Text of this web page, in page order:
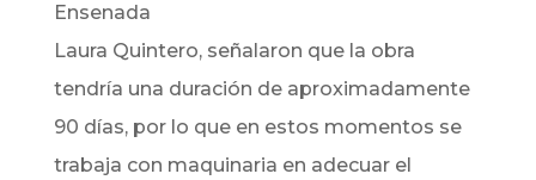
Ensenada
Laura Quintero, señalaron que la obra
tendría una duración de aproximadamente
90 días, por lo que en estos momentos se
trabaja con maquinaria en adecuar el